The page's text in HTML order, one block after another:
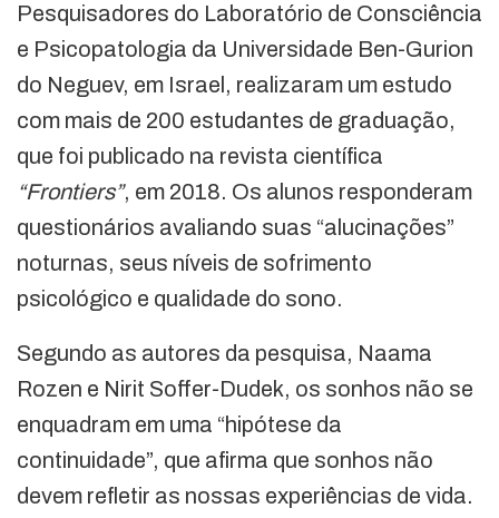
Pesquisadores do Laboratório de Consciência
e Psicopatologia da Universidade Ben-Gurion
do Neguev, em Israel, realizaram um estudo
com mais de 200 estudantes de graduação,
que foi publicado na revista científica
“Frontiers”, em 2018. Os alunos responderam
questionários avaliando suas “alucinações”
noturnas, seus níveis de sofrimento
psicológico e qualidade do sono.
Segundo as autores da pesquisa, Naama
Rozen e Nirit Soffer-Dudek, os sonhos não se
enquadram em uma “hipótese da
continuidade”, que afirma que sonhos não
devem refletir as nossas experiências de vida.